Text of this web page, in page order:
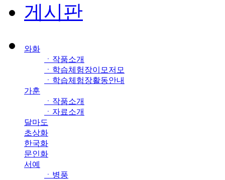
게시판
와화
ㆍ작품소개
ㆍ학습체험장이모저모
ㆍ학습체험장활동안내
가훈
ㆍ작품소개
ㆍ자료소개
달마도
초상화
한국화
문인화
서예
ㆍ병풍